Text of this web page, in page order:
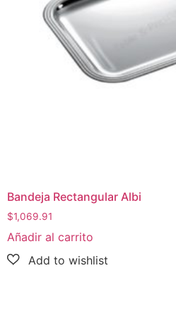
Bandeja Rectangular Albi
$1,069.91
Añadir al carrito